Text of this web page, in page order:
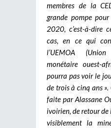
membres de la
grande pompe
2020, c’est-à-dire
cas, en ce qui
l’UEMOA
monétaire ouest-
pourra pas voir le
de trois à cinq ans
faite par Alassane
ivoirien, de retour de
visiblement la